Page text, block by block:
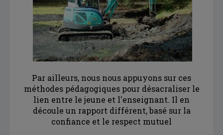
Par ailleurs, nous nous appuyons sur ces
méthodes pédagogiques pour désacraliser le
lien entre le jeune et l'enseignant. Il en
découle un rapport différent, basé sur la
confiance et le respect mutuel